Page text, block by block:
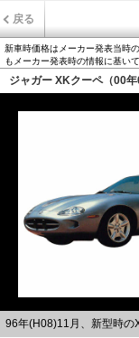
戻る
新車時価格はメーカー発表当時
もメーカー発表時の情報に基いて
ジャガー XKクーペ（00
96年(H08)11月、新型時の